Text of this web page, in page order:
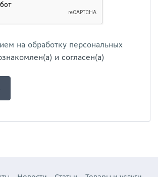
на обработку персональных
и согласен(а)